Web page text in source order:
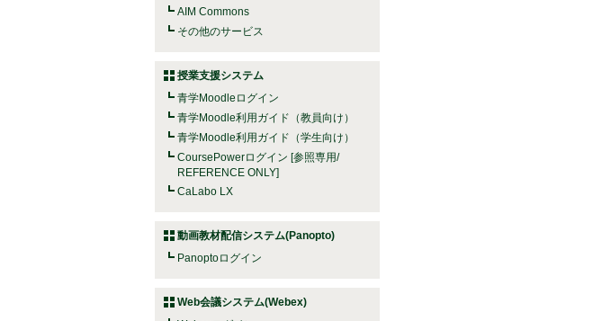
AIM Commons
その他のサービス
授業支援システム
青学Moodleログイン
青学Moodle利用ガイド（教員向け）
青学Moodle利用ガイド（学生向け）
CoursePowerログイン [参照専用/
REFERENCE ONLY]
CaLabo LX
動画教材配信システム(Panopto)
Panoptoログイン
Web会議システム(Webex)